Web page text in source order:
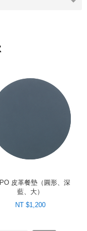
皮革餐墊（圓形、深
藍、大）
NT $1,200